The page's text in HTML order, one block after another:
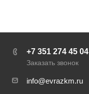
+7 351 274 45 04
Заказать звонок
info@evrazkm.ru